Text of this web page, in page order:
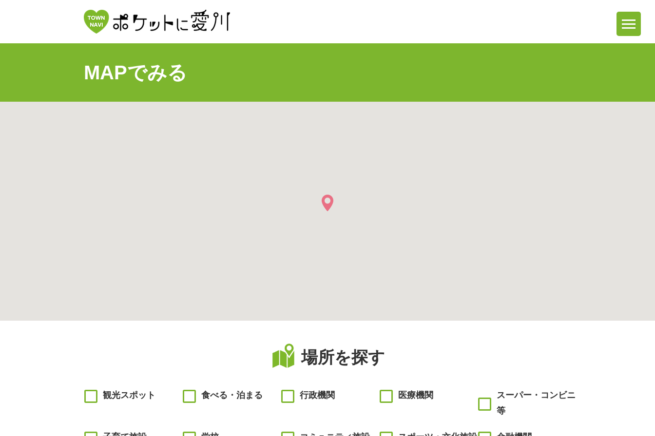
MAPでみる
場所を探す
観光スポット 食べる・泊まる 行政機関 医療機関
スーパー・コンビニ
等